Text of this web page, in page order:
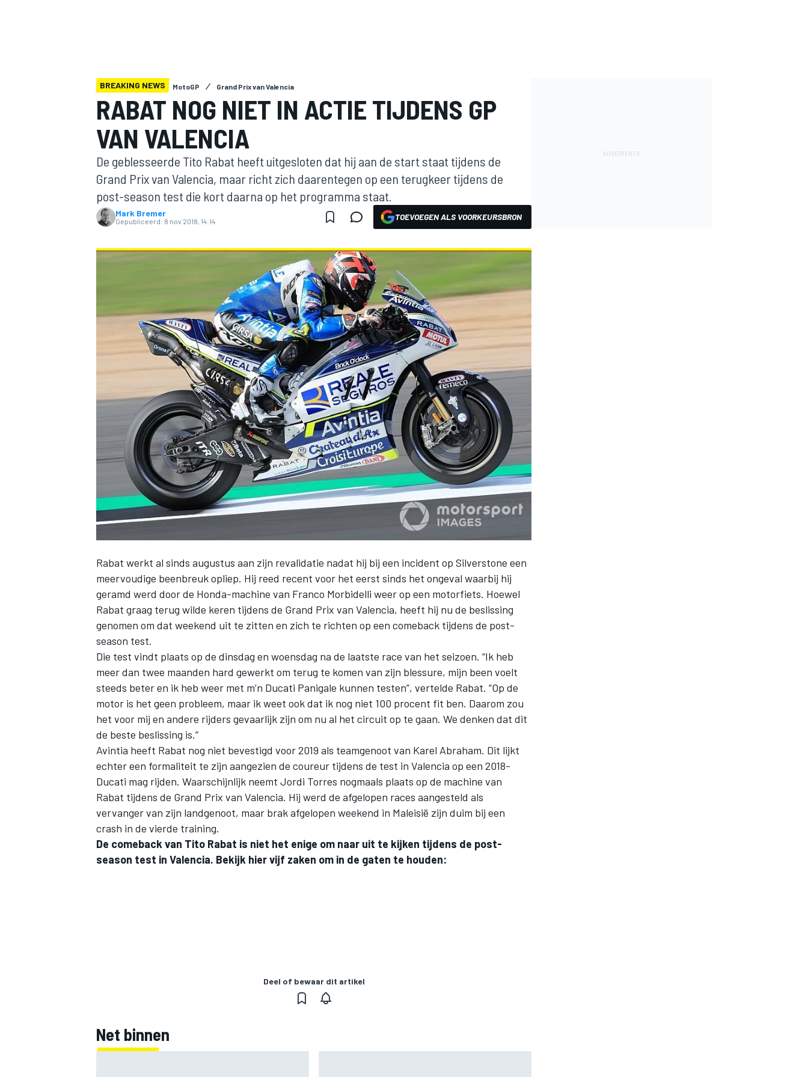
MOTOGP
INDYCAR
WEC DTM
BREAKING NEWS MotoGP Grand Prix van Valencia
RABAT NOG NIET IN ACTIE TIJDENS GP
VAN VALENCIA
De geblesseerde Tito Rabat heeft uitgesloten dat hij aan de start staat tijdens de
Grand Prix van Valencia, maar richt zich daarentegen op een terugkeer tijdens de
post-season test die kort daarna op het programma staat.
Mark Bremer
Gepubliceerd: 8 nov 2018, 14:14 TOEVOEGEN ALS VOORKEURSBRON
Rabat werkt al sinds augustus aan zijn revalidatie nadat hij bij een incident op Silverstone een
meervoudige beenbreuk opliep. Hij reed recent voor het eerst sinds het ongeval waarbij hij
geramd werd door de Honda-machine van Franco Morbidelli weer op een motorfiets. Hoewel
Rabat graag terug wilde keren tijdens de Grand Prix van Valencia, heeft hij nu de beslissing
genomen om dat weekend uit te zitten en zich te richten op een comeback tijdens de post-
season test.
Die test vindt plaats op de dinsdag en woensdag na de laatste race van het seizoen. “Ik heb
meer dan twee maanden hard gewerkt om terug te komen van zijn blessure, mijn been voelt
steeds beter en ik heb weer met m’n Ducati Panigale kunnen testen”, vertelde Rabat. “Op de
motor is het geen probleem, maar ik weet ook dat ik nog niet 100 procent fit ben. Daarom zou
het voor mij en andere rijders gevaarlijk zijn om nu al het circuit op te gaan. We denken dat dit
de beste beslissing is.”
Avintia heeft Rabat nog niet bevestigd voor 2019 als teamgenoot van Karel Abraham. Dit lijkt
echter een formaliteit te zijn aangezien de coureur tijdens de test in Valencia op een 2018-
Ducati mag rijden. Waarschijnlijk neemt Jordi Torres nogmaals plaats op de machine van
Rabat tijdens de Grand Prix van Valencia. Hij werd de afgelopen races aangesteld als
vervanger van zijn landgenoot, maar brak afgelopen weekend in Maleisië zijn duim bij een
crash in de vierde training.
De comeback van Tito Rabat is niet het enige om naar uit te kijken tijdens de post-
season test in Valencia. Bekijk hier vijf zaken om in de gaten te houden:
Deel of bewaar dit artikel
Net binnen